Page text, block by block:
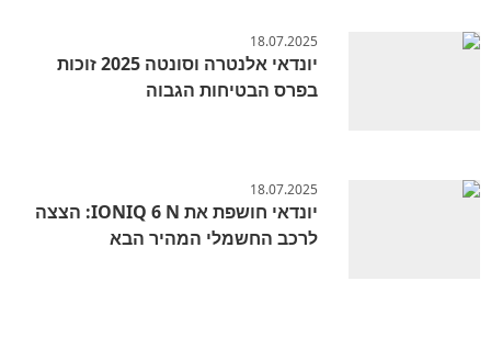
18.07.2025
יונדאי אלנטרה וסונטה 2025 זוכות
בפרס הבטיחות הגבוה
18.07.2025
יונדאי חושפת את IONIQ 6 N: הצצה
לרכב החשמלי המהיר הבא